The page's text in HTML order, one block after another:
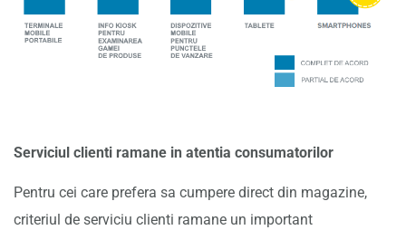
Serviciul clienti ramane in atentia consumatorilor
Pentru cei care prefera sa cumpere direct din magazine,
criteriul de serviciu clienti ramane un important